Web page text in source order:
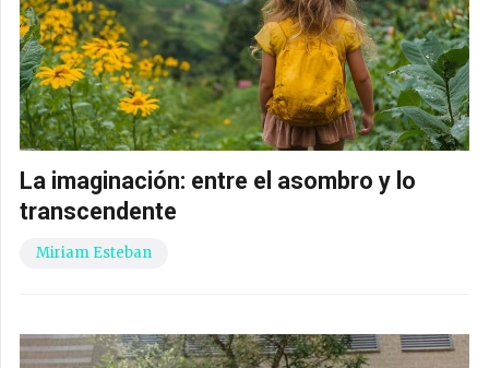
La imaginación: entre el asombro y lo
transcendente
Miriam Esteban